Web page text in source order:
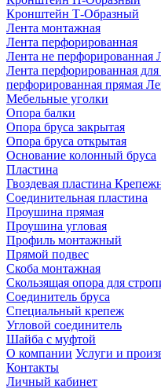
Кронштейн Т-Образный
Лента монтажная
Лента перфорированная
Лента не перфорированная
Лента перфорированная для
перфорированная прямая
Мебельные уголки
Опора балки
Опора бруса закрытая
Опора бруса открытая
Основание колонный бруса
Пластина
Гвоздевая пластина
Соединительная пластина
Проушина прямая
Проушина угловая
Профиль монтажный
Прямой подвес
Скоба монтажная
Скользящая опора для
Соединитель бруса
Специальный крепеж
Угловой соединитель
Шайба с муфтой
О компании Услуги и
Контакты
Личный кабинет